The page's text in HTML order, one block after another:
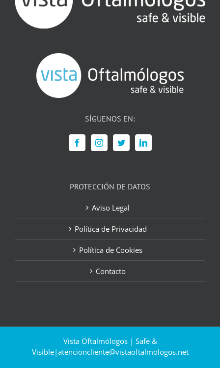
SÍGUENOS EN:
PROTECCIÓN DE DATOS
Aviso Legal
Política de Privacidad
Política de Cookies
Contacto
Vista Oftalmólogos | Safe &
Visible|atencioncliente@vistaoftalmologos.net